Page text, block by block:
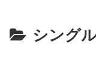
シング